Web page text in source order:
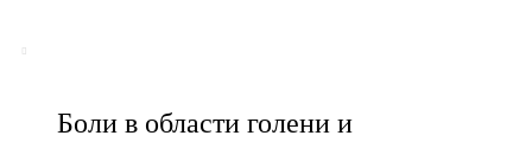
Боли в области голени и